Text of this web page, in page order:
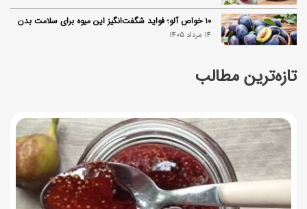
تازه‌ترین مطالب
۱۰ خواص آلو؛ فواید شگفت‌انگیز این میوه برای سلامت بدن
14 مرداد 1405
فردا ۱۵ مرداد کالابرگ این افراد واریز می‌شود
زمان شارژ کالابرگ تغییر کرد؛ جزئیات برنامه جدید واریز اعتبار
در مرداد
14 مرداد 1405
توصیه‌های مهم برای دفع انواع حشرات در خانه